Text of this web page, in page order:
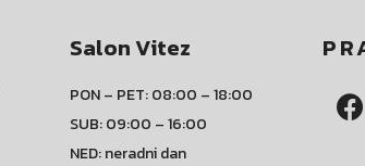
Salon Vitez
PON – PET: 08:00 – 18:00
SUB: 09:00 – 16:00
NED: neradni dan